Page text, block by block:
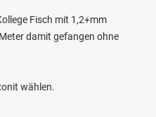
Fisch mit 1,2+mm
damit gefangen ohne
wählen.